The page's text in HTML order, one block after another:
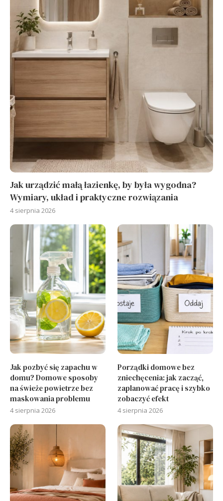
Jak urządzić małą łazienkę, by była wygodna?
Wymiary, układ i praktyczne rozwiązania
4 sierpnia 2026
Jak pozbyć się zapachu w
domu? Domowe sposoby
na świeże powietrze bez
maskowania problemu
4 sierpnia 2026
Porządki domowe bez
zniechęcenia: jak zacząć,
zaplanować pracę i szybko
zobaczyć efekt
4 sierpnia 2026